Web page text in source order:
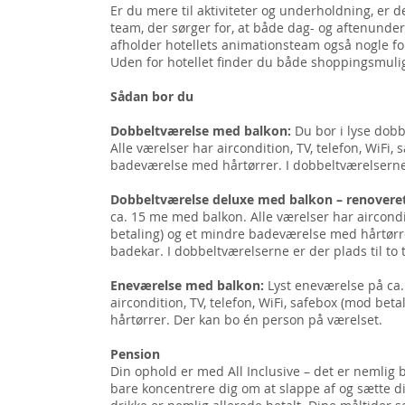
Er du mere til aktiviteter og underholdning, er
team, der sørger for, at både dag- og
afholder hotellets animationsteam også nogle
Uden for hotellet finder du både
Sådan bor du
Dobbeltværelse med balkon: Du bor i lyse
Alle værelser har aircondition, TV, telefon, WiFi,
badeværelse med hårtørrer. I
Dobbeltværelse deluxe med balkon –
ca. 15 me med balkon. Alle værelser har
betaling) og et mindre badeværelse med
badekar. I dobbeltværelserne er der plads til to
Eneværelse med balkon: Lyst eneværelse på
aircondition, TV, telefon, WiFi, safebox (mod
hårtørrer. Der kan bo én person på værelset.
Pension
Din ophold er med All Inclusive – det er nemlig
bare koncentrere dig om at slappe af og sætte